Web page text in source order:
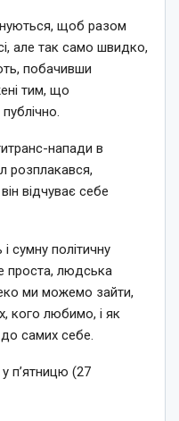
щоб разом
але так само швидко,
побачивши
тим, що
напади в
розплакався,
відчуває себе
сумну політичну
проста, людська
ми можемо зайти,
кого любимо, і як
самих себе.
п’ятницю (27